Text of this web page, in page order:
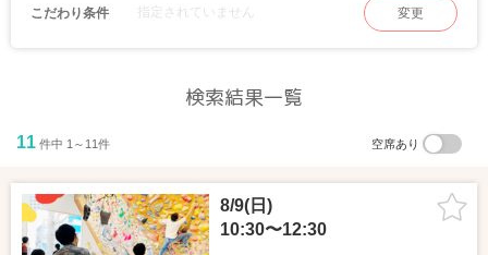
こだわり条件 指定されていません 変更
検索結果一覧
11 件中 1～11件 空席あり
8/9(日)
10:30〜12:30